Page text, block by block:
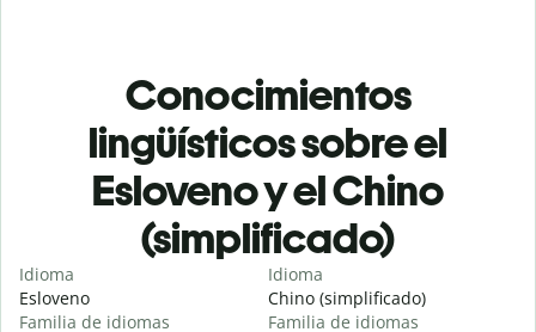
Conocimientos
lingüísticos sobre el
Esloveno y el Chino
(simplificado)
Idioma
Esloveno
Familia de idiomas
Idioma
Chino (simplificado)
Familia de idiomas